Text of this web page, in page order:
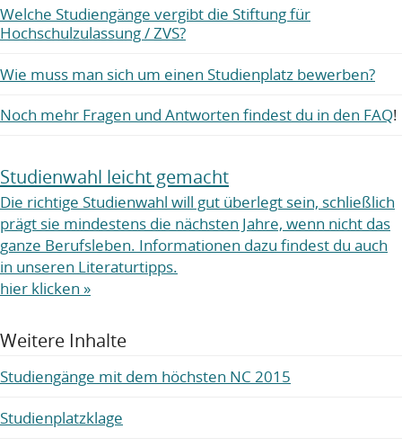
Welche Studiengänge vergibt die Stiftung für
Hochschulzulassung / ZVS?
Wie muss man sich um einen Studienplatz bewerben?
Noch mehr Fragen und Antworten findest du in den FAQ!
Studienwahl leicht gemacht
Die richtige Studienwahl will gut überlegt sein, schließlich
prägt sie mindestens die nächsten Jahre, wenn nicht das
ganze Berufsleben. Informationen dazu findest du auch
in unseren Literaturtipps.
hier klicken »
Weitere Inhalte
Studiengänge mit dem höchsten NC 2015
Studienplatzklage